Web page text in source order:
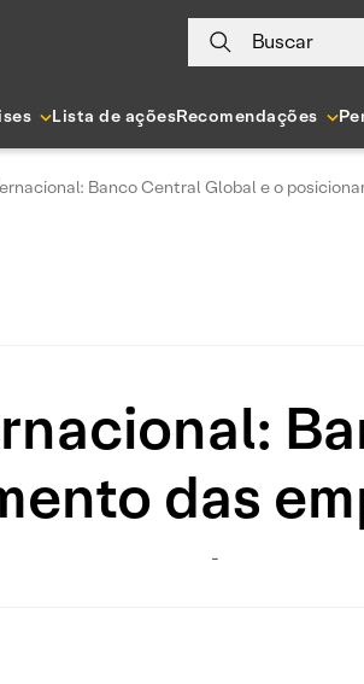
Buscar
Lista de açõesRecomendações
Banco Central Global e o
das
-